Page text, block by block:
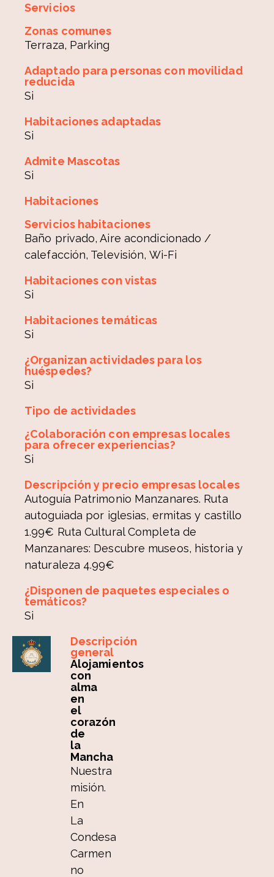
Servicios
Zonas comunes
Terraza, Parking
Adaptado para personas con movilidad
reducida
Si
Habitaciones adaptadas
Si
Admite Mascotas
Si
Habitaciones
Servicios habitaciones
Baño privado, Aire acondicionado /
calefacción, Televisión, Wi-Fi
Habitaciones con vistas
Si
Habitaciones temáticas
Si
¿Organizan actividades para los
huéspedes?
Si
Tipo de actividades
¿Colaboración con empresas locales
para ofrecer experiencias?
Si
Descripción y precio empresas locales
Autoguía Patrimonio Manzanares. Ruta
autoguiada por iglesias, ermitas y castillo
1.99€ Ruta Cultural Completa de
Manzanares: Descubre museos, historia y
naturaleza 4.99€
¿Disponen de paquetes especiales o
temáticos?
Si
Descripción
general
Alojamientos
con
alma
en
el
corazón
de
la
Mancha
Nuestra
misión.
En
La
Condesa
Carmen
no